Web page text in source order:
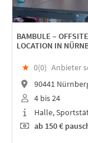
BAMBULE – OFFSITE
LOCATION IN
★ 0(0) Anbieter
90441
4 bis 24
Halle,
ab150 €